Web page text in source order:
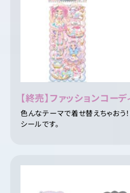
【終売】ファッションコー
色んなテーマで着せ替えちゃおう
シールです。